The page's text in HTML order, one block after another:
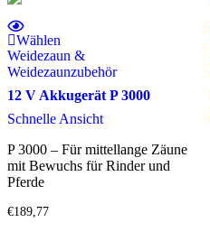
Wählen
Weidezaun &
Weidezaunzubehör
12 V Akkugerät P 3000
Schnelle Ansicht
P 3000 – Für mittellange Zäune
mit Bewuchs für Rinder und
Pferde
€189,77